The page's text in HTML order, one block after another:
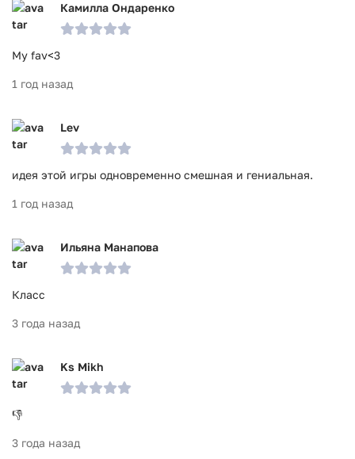
Камилла Ондаренко
My fav<3
1 год назад
Lev
идея этой игры одновременно смешная и гениальная.
1 год назад
Ильяна Манапова
Класс
3 года назад
Ks Mikh
👎
3 года назад